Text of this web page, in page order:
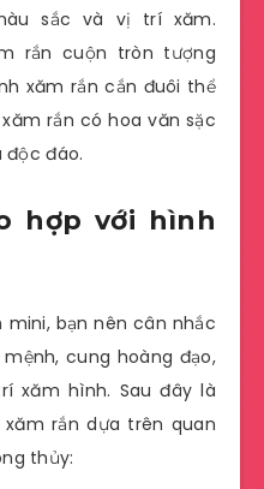
sắc và vị trí xăm.
rắn cuộn tròn tượng
xăm rắn cắn đuôi thể
rắn có hoa văn sặc
độc đáo.
hợp với hình
mini, bạn nên cân nhắc
cung hoàng đạo,
xăm hình. Sau đây là
rắn dựa trên quan
thủy: